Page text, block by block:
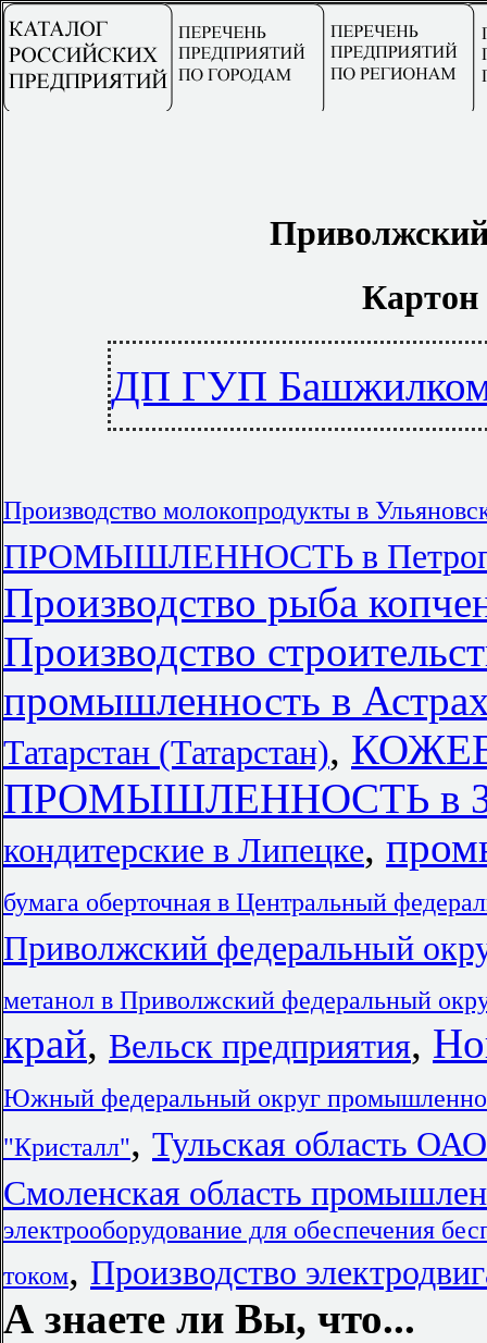
Картон
ДП ГУП
Производство молокопродукты в
ПРОМЫШЛЕННОСТЬ в
Производство рыба
Производство
промышленность в
Татарстан (Татарстан),
ПРОМЫШЛЕННОСТЬ в
кондитерские в Липецке,
бумага оберточная в Центральный
Приволжский федеральный
метанол в Приволжский федеральный
край, Вельск предприятия,
Южный федеральный округ
"Кристалл", Тульская область
Смоленская область
электрооборудование для обеспечения
током, Производство
А знаете ли Вы, что...